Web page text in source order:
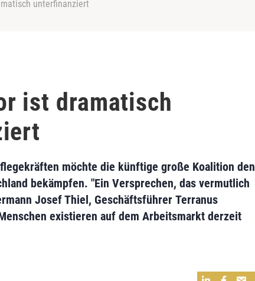
unterfinanziert
ist dramatisch
möchte die künftige große Koalition den
bekämpfen. "Ein Versprechen, das vermutlich
Josef Thiel, Geschäftsführer Terranus
existieren auf dem Arbeitsmarkt derzeit